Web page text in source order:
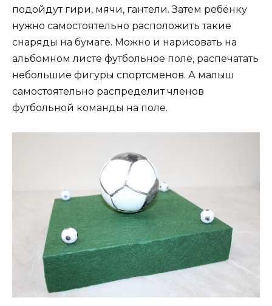
подойдут гири, мячи, гантели. Затем ребёнку
нужно самостоятельно расположить такие
снаряды на бумаге. Можно и нарисовать на
альбомном листе футбольное поле, распечатать
небольшие фигуры спортсменов. А малыш
самостоятельно распределит членов
футбольной команды на поле.